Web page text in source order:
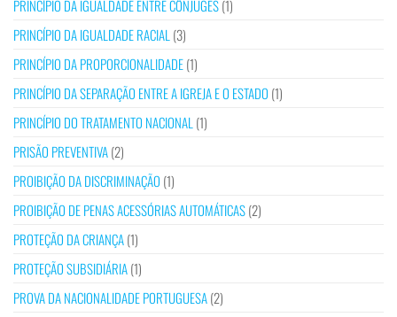
PRINCÍPIO DA IGUALDADE ENTRE CÔNJUGES(1)
PRINCÍPIO DA IGUALDADE RACIAL (3)
PRINCÍPIO DA PROPORCIONALIDADE(1)
PRINCÍPIO DA SEPARAÇÃO ENTRE A IGREJA E O ESTADO (1)
PRINCÍPIO DO TRATAMENTO NACIONAL (1)
PRISÃO PREVENTIVA(2)
PROIBIÇÃO DA DISCRIMINAÇÃO (1)
PROIBIÇÃO DE PENAS ACESSÓRIAS AUTOMÁTICAS(2)
PROTEÇÃO DA CRIANÇA(1)
PROTEÇÃO SUBSIDIÁRIA(1)
PROVA DA NACIONALIDADE PORTUGUESA(2)